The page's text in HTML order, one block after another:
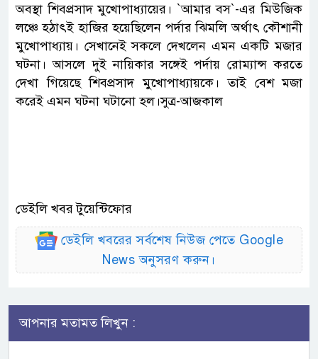
অবস্থা শিবপ্রসাদ মুখোপাধ্যায়ের। ‍‍`আমার বস‍‍`-এর মিউজিক
লঞ্চে হঠাৎই হাজির হয়েছিলেন পর্দার ঝিমলি অর্থাৎ কৌশানী
মুখোপাধ্যায়। সেখানেই সকলে দেখলেন এমন একটি মজার
ঘটনা। আসলে দুই নায়িকার সঙ্গেই পর্দায় রোম্যান্স করতে
দেখা গিয়েছে শিবপ্রসাদ মুখোপাধ্যায়কে। তাই বেশ মজা
করেই এমন ঘটনা ঘটানো হল।সুত্র-আজকাল
ডেইলি খবর টুয়েন্টিফোর
ডেইলি খবরের সর্বশেষ নিউজ পেতে Google
News অনুসরণ করুন।
আপনার মতামত লিখুন :